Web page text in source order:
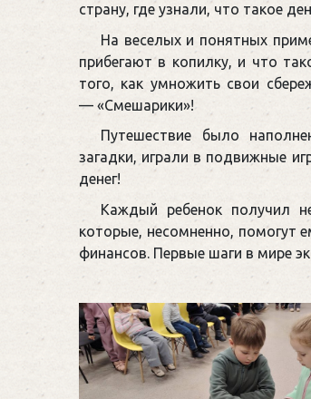
страну, где узнали, что такое
На веселых и понятных
прибегают в копилку, и что
того, как умножить свои
— «Смешарики»!
Путешествие было
загадки, играли в подвижные
денег!
Каждый ребенок получил
которые, несомненно, помогут
финансов. Первые шаги в мире